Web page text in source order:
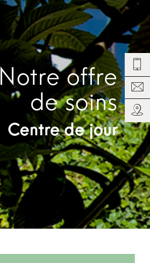
Notre offre
de soins
Centre de jour